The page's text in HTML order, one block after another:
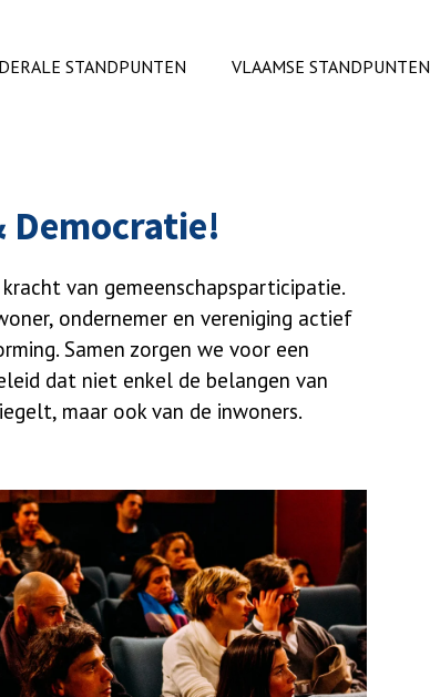
STANDPUNTEN VLAAMSE STANDPUNTEN
van gemeenschapsparticipatie.
ondernemer en vereniging actief
Samen zorgen we voor een
dat niet enkel de belangen van
maar ook van de inwoners.